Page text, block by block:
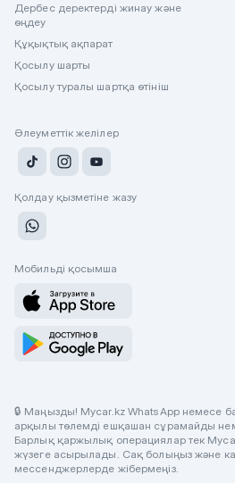
Дербес деректерді жинау және
өңдеу
Құқықтық ақпарат
Қосылу шарты
Қосылу туралы шартқа өтініш
Әлеуметтік желілер
Қолдау қызметіне жазу
Мобильді қосымша
🔒 Маңызды! Mycar.kz WhatsApp немесе
арқылы төлемді ешқашан сұрамайды
Барлық қаржылық операциялар тек
жүзеге асырылады. Сақ болыңыз және
мессенджерлерде жібермеңіз.